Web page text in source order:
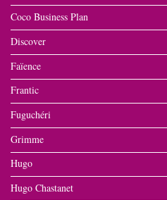
Coco Business Plan
Discover
Faïence
Frantic
Fuguchéri
Grimme
Hugo
Hugo Chastanet